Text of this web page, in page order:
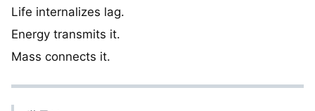
Life internalizes lag.
Energy transmits it.
Mass connects it.